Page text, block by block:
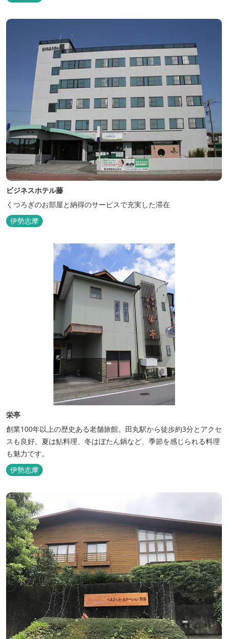
ト。 颯爽とした広いプライベートドッグランと青色に輝く英虞湾を
ビジネスホテル藤
くつろぎのお部屋と納得のサービスで充実した滞在
伊勢志摩
栄亭
創業100年以上の歴史ある老舗旅館。田丸駅から徒歩約3分とアクセ
スも良好。夏は鮎料理、冬はぼたん鍋など、季節を感じられる料理
も魅力です。
伊勢志摩